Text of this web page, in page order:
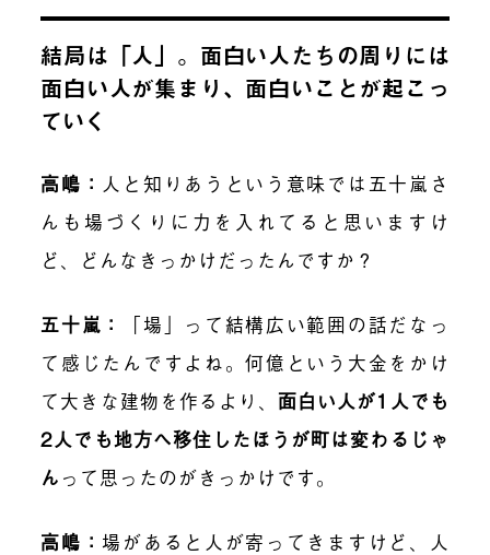
結局は「人」。面白い人たちの周りには
面白い人が集まり、面白いことが起こっ
ていく
高嶋 ： 人と知りあうという意味では五十嵐さ
んも場づくりに力を入れてると思いますけ
ど、どんなきっかけだったんですか？
五十嵐 ：
「場」って結構広い範囲の話だなっ
て感じたんですよね。何億という大金をかけ
て大きな建物を作るより、面白い人が1人でも
2人でも地方へ移住したほうが町は変わるじゃ
ん って思ったのがきっかけです。
高嶋 ：場があると人が寄ってきますけど、人